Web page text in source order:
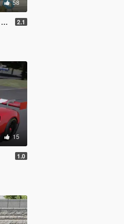
58
2.1
15
1.0